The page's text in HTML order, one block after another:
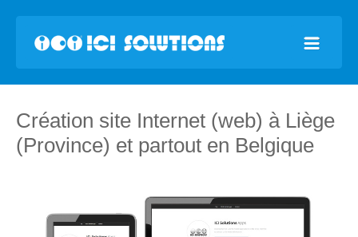
Création site Internet (web) à Liège
(Province) et partout en Belgique